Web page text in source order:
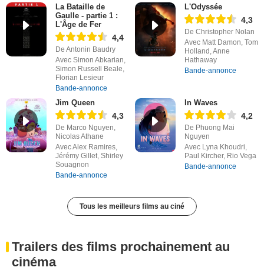
La Bataille de
Gaulle - partie 1 :
L'Âge de Fer
4,4
De Antonin Baudry
Avec Simon Abkarian,
Simon Russell Beale,
Florian Lesieur
Bande-annonce
L'Odyssée
4,3
De Christopher Nolan
Avec Matt Damon, Tom
Holland, Anne
Hathaway
Bande-annonce
Jim Queen
4,3
De Marco Nguyen,
Nicolas Athane
Avec Alex Ramires,
Jérémy Gillet, Shirley
Souagnon
Bande-annonce
In Waves
4,2
De Phuong Mai
Nguyen
Avec Lyna Khoudri,
Paul Kircher, Rio Vega
Bande-annonce
Tous les meilleurs films au ciné
Trailers des films prochainement au
cinéma